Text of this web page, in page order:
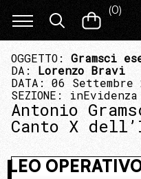
(0)
OGGETTO: Gramsci
DA: Lorenzo Bravi
DATA: 06 Settembre
SEZIONE: inEvidenza
Antonio
Canto X
NEL NUCLEO